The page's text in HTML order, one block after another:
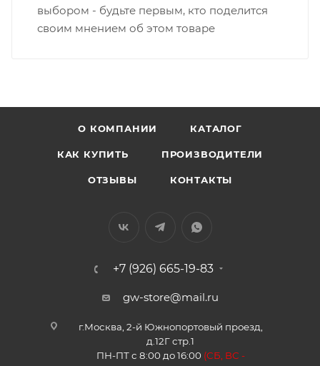
выбором - будьте первым, кто поделится
своим мнением об этом товаре
О КОМПАНИИ КАТАЛОГ
КАК КУПИТЬ ПРОИЗВОДИТЕЛИ
ОТЗЫВЫ КОНТАКТЫ
+7 (926) 665-19-83
gw-store@mail.ru
г.Москва, 2-й Южнопортовый проезд,
д.12Г стр.1
ПН-ПТ с 8:00 до 16:00 (СБ, ВС -